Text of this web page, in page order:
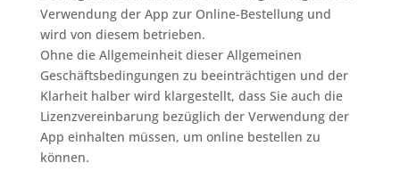
Verwendung der App zur Online-Bestellung und
wird von diesem betrieben.
Ohne die Allgemeinheit dieser Allgemeinen
Geschäftsbedingungen zu beeinträchtigen und der
Klarheit halber wird klargestellt, dass Sie auch die
Lizenzvereinbarung bezüglich der Verwendung der
App einhalten müssen, um online bestellen zu
können.